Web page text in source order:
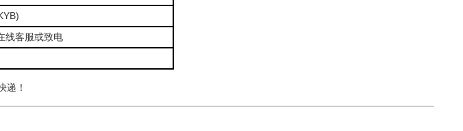
线客服或致电
递！